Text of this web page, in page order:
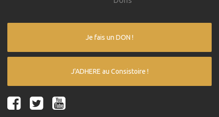
Je fais un DON !
J'ADHERE au Consistoire !